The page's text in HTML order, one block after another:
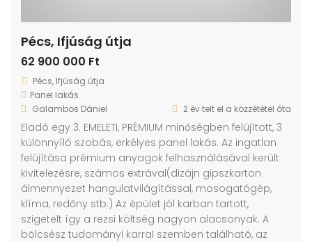
Pécs, Ifjúság útja
62 900 000 Ft
Pécs, Ifjúság útja
Panel lakás
Galambos Dániel
2 év telt el a közzététel óta
Eladó egy 3. EMELETI, PRÉMIUM minőségben felújított, 3
különnyíló szobás, erkélyes panel lakás. Az ingatlan
felújítása prémium anyagok felhasználásával került
kivitelezésre, számos extrával(dizájn gipszkarton
álmennyezet hangulatvilágítással, mosogatógép,
klíma, redőny stb.) Az épület jól karban tartott,
szigetelt így a rezsi költség nagyon alacsonyak. A
bölcsész tudományi karral szemben található, az